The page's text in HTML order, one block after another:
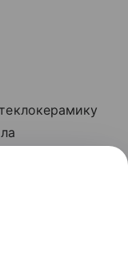
выглядит
блюд.